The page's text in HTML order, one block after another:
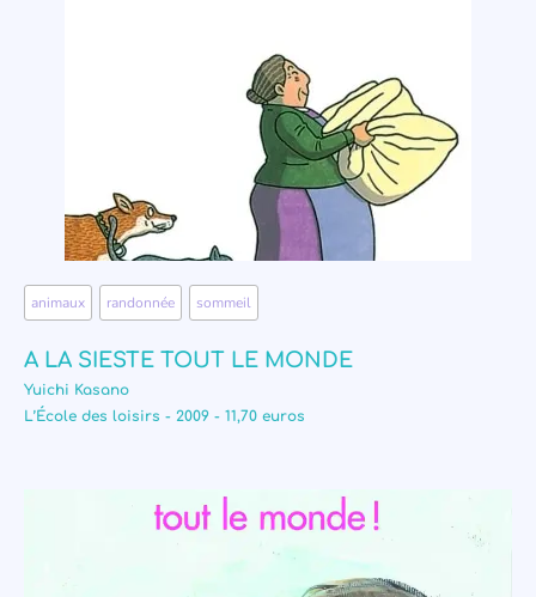
animaux randonnée sommeil
A LA SIESTE TOUT LE MONDE
Yuichi Kasano
L’École des loisirs - 2009 - 11,70 euros